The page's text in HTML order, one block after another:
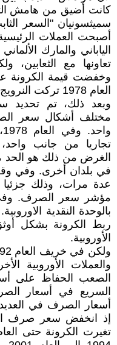
كانت أضيق من هامش
سميثسونيان "السعر
أصبحت العملات
الياباني والمارك
تعاونها مع الثعابين،
وخفضت قيمة الكرونة
العام 1978 تركت النرويج هذا النظام.
وبعد ذلك، تم
مختلف أشكال سعر
تجاريا من جانب
الغرض من ذلك هو
في بلدان أخرى. وفي
عدة مرات، وذلك
بالوحدة النقدية
ربط الكرونة بشكل
الأوروبية.
والعملات الأوروبية
الصعب الحفاظ على
السريع في أسعار
أسعار الصرف في العديد
إذ انخفض سعر صرف